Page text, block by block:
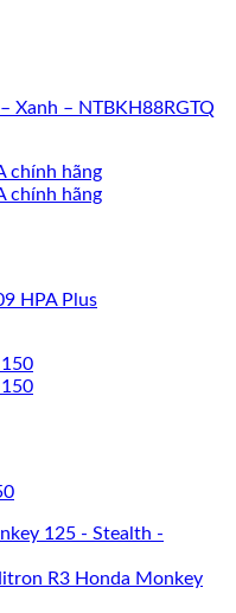
Xanh – NTBKH88RGTQ
HPA Plus